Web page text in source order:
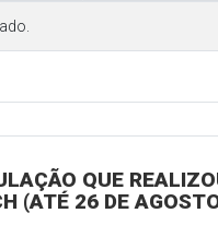
QUE
(ATÉ 26 DE